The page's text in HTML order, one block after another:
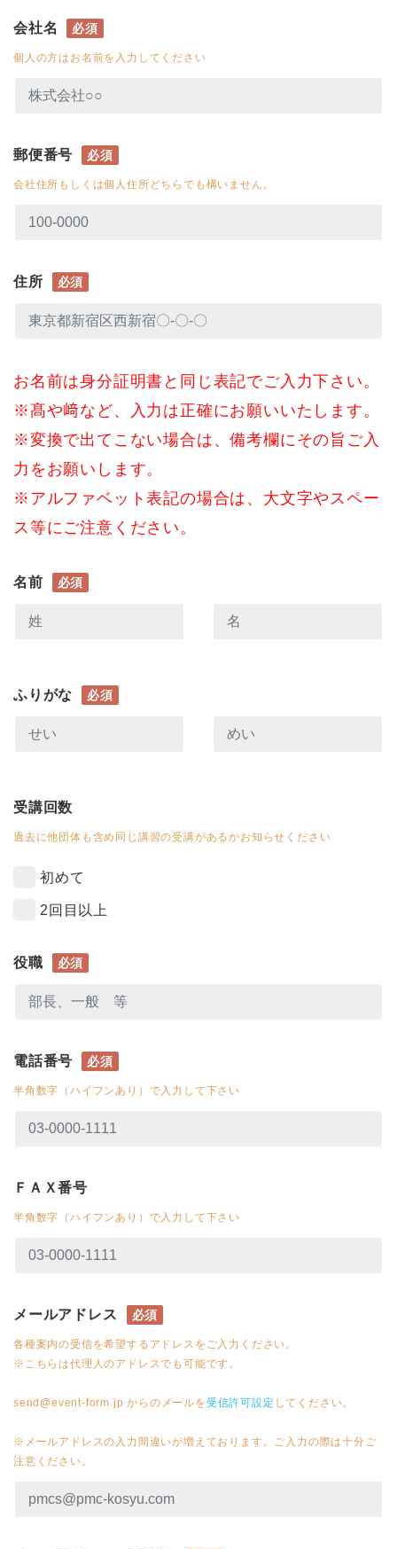
会社名 必須
個人の方はお名前を入力してください
郵便番号 必須
会社住所もしくは個人住所どちらでも構いません。
住所 必須
お名前は身分証明書と同じ表記でご入力下さい。
※髙や﨑など、入力は正確にお願いいたします。
※変換で出てこない場合は、備考欄にその旨ご入
力をお願いします。
※アルファベット表記の場合は、大文字やスペー
ス等にご注意ください。
名前 必須
ふりがな 必須
受講回数
過去に他団体も含め同じ講習の受講があるかお知らせください
初めて
2回目以上
役職 必須
電話番号 必須
半角数字（ハイフンあり）で入力して下さい
ＦＡＸ番号
半角数字（ハイフンあり）で入力して下さい
メールアドレス 必須
各種案内の受信を希望するアドレスをご入力ください。
※こちらは代理人のアドレスでも可能です。
send@event-form.jp からのメールを受信許可設定 してください。
※メールアドレスの入力間違いが増えております。ご入力の際は十分ご
注意ください。